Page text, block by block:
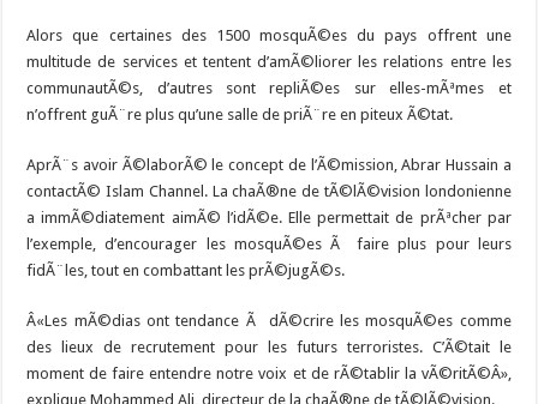
Alors que certaines des 1500 mosquÃ©es du pays offrent une
multitude de services et tentent d’amÃ©liorer les relations entre les
communautÃ©s, d’autres sont repliÃ©es sur elles-mÃªmes et
n’offrent guÃ¨re plus qu’une salle de priÃ¨re en piteux Ã©tat.
AprÃ¨s avoir Ã©laborÃ© le concept de l’Ã©mission, Abrar Hussain a
contactÃ© Islam Channel. La chaÃ®ne de tÃ©lÃ©vision londonienne
a immÃ©diatement aimÃ© l’idÃ©e. Elle permettait de prÃªcher par
l’exemple, d’encourager les mosquÃ©es Ã faire plus pour leurs
fidÃ¨les, tout en combattant les prÃ©jugÃ©s.
Â«Les mÃ©dias ont tendance Ã dÃ©crire les mosquÃ©es comme
des lieux de recrutement pour les futurs terroristes. C’Ã©tait le
moment de faire entendre notre voix et de rÃ©tablir la vÃ©ritÃ©Â»,
explique Mohammed Ali, directeur de la chaÃ®ne de tÃ©lÃ©vision.